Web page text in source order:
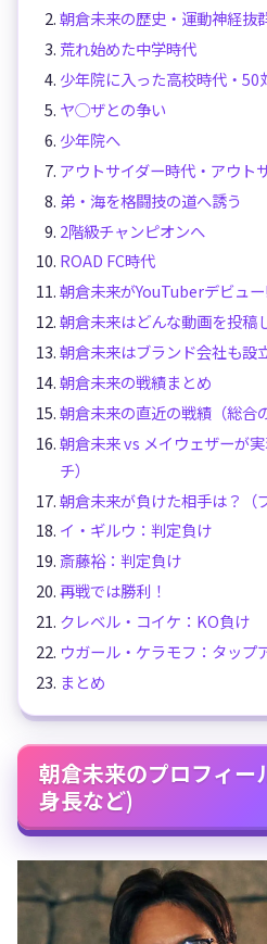
朝倉未来の歴史・運動神経抜
荒れ始めた中学時代
少年院に入った高校時代・50
ヤ◯ザとの争い
少年院へ
アウトサイダー時代・アウト
弟・海を格闘技の道へ誘う
2階級チャンピオンへ
ROAD FC時代
朝倉未来がYouTuberデビュー
朝倉未来はどんな動画を投稿
朝倉未来はブランド会社も設
朝倉未来の戦績まとめ
朝倉未来の直近の戦績（総合
朝倉未来 vs メイウェザーが
チ）
朝倉未来が負けた相手は？（
イ・ギルウ：判定負け
斎藤裕：判定負け
再戦では勝利！
クレベル・コイケ：KO負け
ウガール・ケラモフ：タップ
まとめ
朝倉未来のプロフィ
身長など)